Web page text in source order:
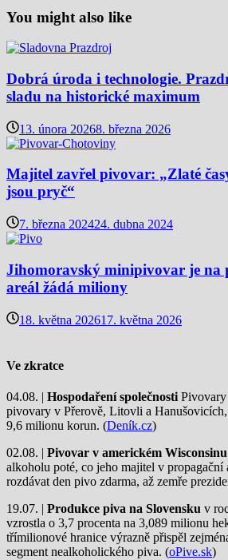
You might also like
Dobrá úroda i technologie.
sladu na historické maximum
13. února 20268. března 2026
Majitel zavřel pivovar: „Zlaté
jsou pryč“
7. března 202424. dubna 2024
Jihomoravský minipivovar je na
areál žádá miliony
18. května 202617. května 2026
Ve zkratce
04.08. | Hospodaření společnosti
pivovary v Přerově, Litovli a
9,6 milionu korun. (Deník.cz)
02.08. | Pivovar v americkém Wisconsinu
alkoholu poté, co jeho majitel v propagační
rozdávat den pivo zdarma, až zemře
19.07. | Produkce piva na Slovensku v
vzrostla o 3,7 procenta na 3,089 milionu
třímilionové hranice výrazně přispěl
segment nealkoholického piva. (oPive.sk)